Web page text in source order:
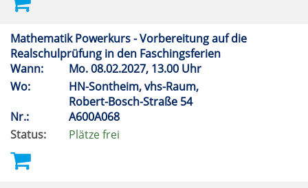
Mathematik Powerkurs - Vorbereitung auf die
Realschulprüfung in den Faschingsferien
Wann:
Mo.08.02.2027, 13.00 Uhr
Wo:
HN-Sontheim, vhs-Raum,
Robert-Bosch-Straße 54
Nr.:
A600A068
Status:
Plätze frei